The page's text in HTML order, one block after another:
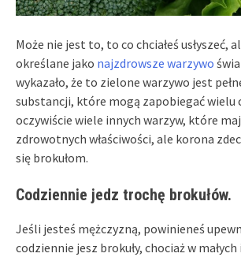
Może nie jest to, to co chciałeś usłyszeć,
określane jako najzdrowsze warzywo
wykazało, że to zielone warzywo jest
substancji, które mogą zapobiegać wielu
oczywiście wiele innych warzyw, które
zdrowotnych właściwości, ale korona
się brokułom.
Codziennie jedz trochę brokułów.
Jeśli jesteś mężczyzną, powinieneś
codziennie jesz brokuły, chociaż w